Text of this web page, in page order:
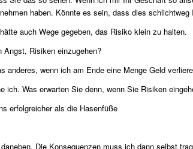
haben. Könnte es sein, dass dies
auch Wege gegeben, das Risiko klein zu halten.
Angst, Risiken einzugehen?
anderes, wenn ich am Ende eine Menge Geld
ich. Was erwarten Sie denn, wenn Sie Risiken
erfolgreicher als die Hasenfüße
Die Konsequenzen muss ich dann selbst